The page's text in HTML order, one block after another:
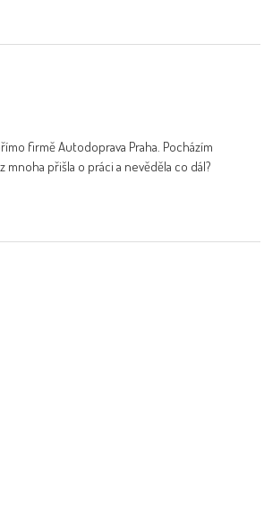
firmě Autodoprava Praha. Pocházím
přišla o práci a nevěděla co dál?